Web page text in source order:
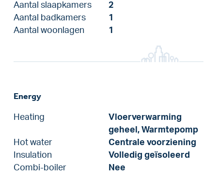
Aantal slaapkamers
2
Aantal badkamers
1
Aantal woonlagen
1
Energy
Heating
Vloerverwarming
geheel, Warmtepomp
Hot water
Centrale voorziening
Insulation
Volledig geïsoleerd
Combi-boiler
Nee